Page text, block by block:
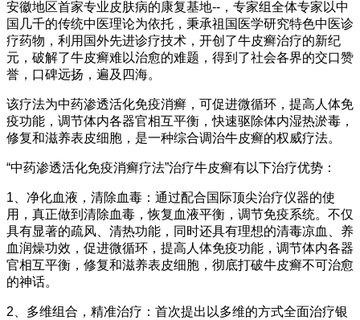
安徽地区首家专业皮肤病的康复基地--，专家组全体专家以中
国几千的传统中医理论为依托，秉承祖国医学研究特色中医诊
疗药物，利用国外先进诊疗技术，开创了牛皮癣治疗的新纪
元，破解了牛皮癣难以治愈的难题，得到了社会各界的交口赞
誉，口碑远扬，遍及四海。
该疗法为中药渗透活化免疫消癣，可促进微循环，提高人体免
疫功能，调节体内各器官相互平衡，快速驱除体内湿热淤毒，
修复和滋养表皮细胞，是一种综合调治牛皮癣的权威疗法。
“中药渗透活化免疫消癣疗法”治疗牛皮癣有以下治疗优势：
1、净化血液，清除血毒：通过配合国际顶尖治疗仪器的使
用，真正做到清除血毒，恢复血液平衡，调节免疫系统。不仅
具有显著的疏风、清热功能，同时还具有理想的清毒凉血、养
血润燥功效，促进微循环，提高人体免疫功能，调节体内各器
官相互平衡，修复和滋养表皮细胞，彻底打破牛皮癣不可治愈
的神话。
2、多维组合，精准治疗：首次提出以多维的方式全面治疗银